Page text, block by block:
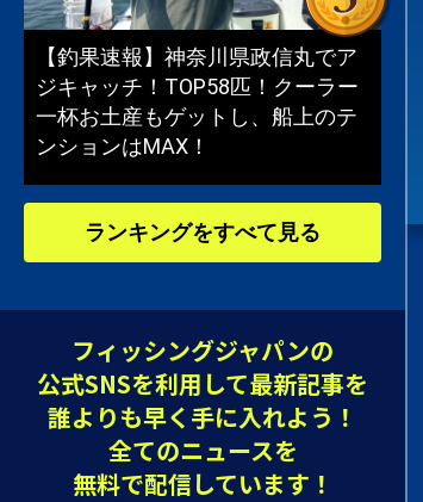
【釣果速報】神奈川県政信丸でア
ジキャッチ！TOP58匹！クーラー
一杯お土産もゲットし、船上のテ
ンションはMAX！
ランキングをすべて見る
フィッシングジャパンの
公式SNSを利用して最新記事を
誰よりも早く手に入れよう！
全てのニュースを
無料で配信しています！